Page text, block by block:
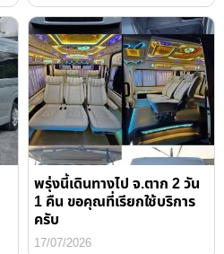
พรุ่งนี้เดินทางไป จ.ตาก 2 วัน
1 คืน ขอคุณที่เรียกใช้บริการ
ครับ
17/07/2026